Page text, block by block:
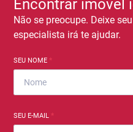
Encontrar imóvel
Não se preocupe. Deixe
especialista irá te ajudar.
SEU NOME *
SEU E-MAIL *